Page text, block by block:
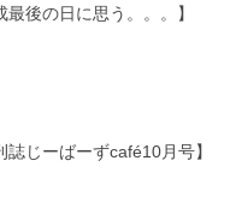
最後の日に思う。。。】
誌じーばーずcafé10月号】